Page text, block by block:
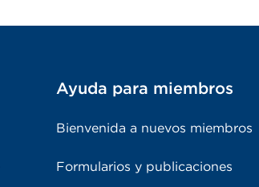
Ayuda para miembros
Bienvenida a nuevos miembros
Formularios y publicaciones